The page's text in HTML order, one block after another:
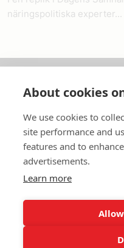
näringspolitiska experter...
In English
Standardavtal
Snabblänkar
About cookies
We use cookies to
site performance and
features and to
advertisements.
Learn more